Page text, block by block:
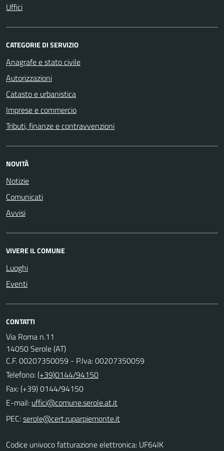
Uffici
CATEGORIE DI SERVIZIO
Anagrafe e stato civile
Autorizzazioni
Catasto e urbanistica
Imprese e commercio
Tributi, finanze e contravvenzioni
NOVITÀ
Notizie
Comunicati
Avvisi
VIVERE IL COMUNE
Luoghi
Eventi
CONTATTI
Via Roma n.11
14050 Serole (AT)
C.F. 00207350059 - P.Iva: 00207350059
Telefono:(+39)0144/94150
Fax: (+39) 0144/94150
E-mail:
PEC:
Codice univoco fatturazione elettronica: UF64IK